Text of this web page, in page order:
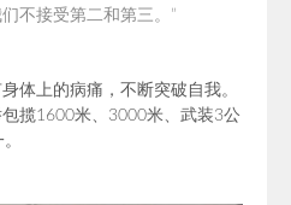
不接受第二和第三。 ”
体上的病痛，不断突破自我。
包揽1600米、3000米、武装3公